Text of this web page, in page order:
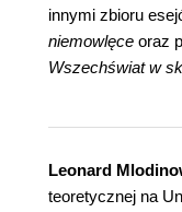
innymi zbioru
niemowlęce oraz
Wszechświat w
Leonard
teoretycznej na